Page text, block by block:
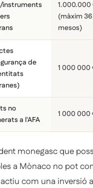
instruments
1.000.000
(màxim 36
mesos)
de
1 000 000
no
a l'AFA
1 000 000
monegasc que
a Mònaco no pot
com una inversió